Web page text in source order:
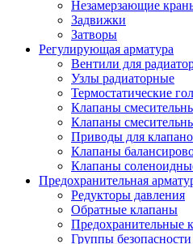
Незамерзающие
Задвижки
Затворы
Регулирующая арматура
Вентили для
Узлы радиаторные
Термостатические
Клапаны
Клапаны
Приводы для
Клапаны
Клапаны
Предохранительная
Редукторы давления
Обратные клапаны
Предохранительные
Группы безопасности